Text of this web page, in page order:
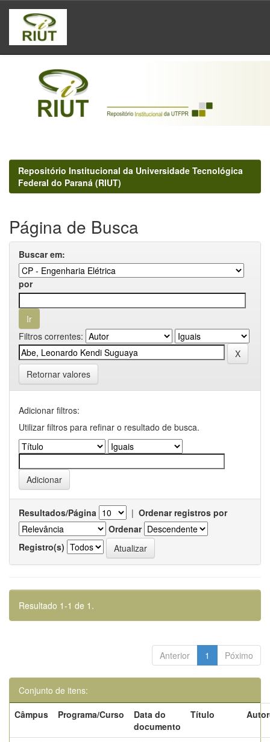
Skip
navigation
Repositório Institucional da Universidade Tecnológica
Federal do Paraná (RIUT)
Página de Busca
Buscar em:
por
Filtros correntes:
Retornar valores
Adicionar filtros:
Utilizar filtros para refinar o resultado de busca.
Resultados/Página | Ordenar registros por
Ordenar
Registro(s)
Resultado 1-1 de 1.
Anterior 1 Póximo
Conjunto de itens:
Câmpus
Programa/Curso
Data do
documento
Título